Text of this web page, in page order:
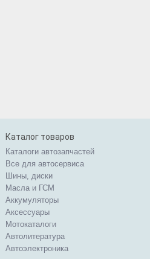
Каталог товаров
Каталоги автозапчастей
Все для автосервиса
Шины, диски
Масла и ГСМ
Аккумуляторы
Аксессуары
Мотокаталоги
Автолитература
Автоэлектроника